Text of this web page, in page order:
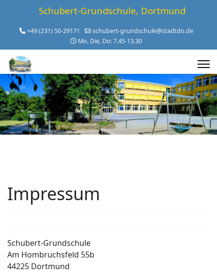
Schubert-Grundschule, Dortmund
+49 (231) 50-29171
schubert-grundschule@stadtdo.de
Mo, Die, Do: 7.45-13.30
Impressum
Schubert-Grundschule
Am Hombruchsfeld 55b
44225 Dortmund